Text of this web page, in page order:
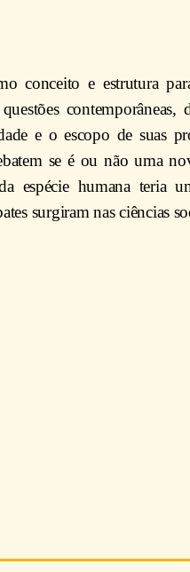
conceito e estrutura
e o escopo de suas
se é ou não uma
espécie humana teria
surgiram nas ciências